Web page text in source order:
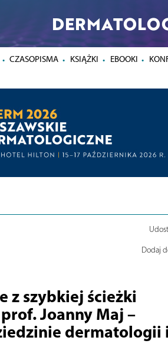
CZASOPISMA KSIĄŻKI EBOOKI
Dodaj
z szybkiej ścieżki
Joanny Maj –
dermatologii i